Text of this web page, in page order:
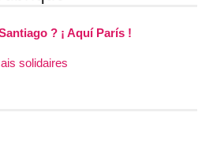
? ¡ Aquí París !
solidaires